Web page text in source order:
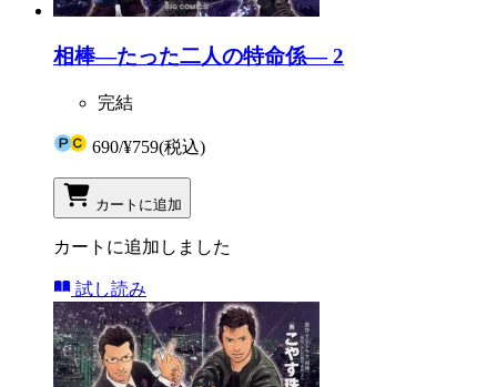
相棒―たった二人の特命係― 2
完結
690/¥759(税込)
カートに追加
カートに追加しました
試し読み